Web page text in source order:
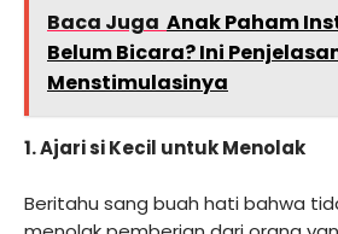
Baca Juga Anak Paham
Belum Bicara? Ini
Menstimulasinya
1. Ajari si Kecil untuk Menolak
Beritahu sang buah hati bahwa